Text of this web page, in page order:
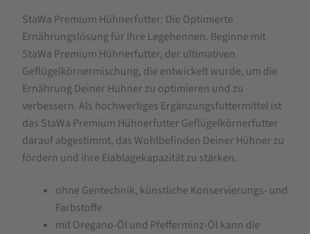
Premium
Hühnerfutter,
Geflügelkörnerfutter,
ohne
Gentechnik,
mit
Oregano-
und
Pfefferminz-
StaWa Premium Hühnerfutter: Die Optimierte
Ernährungslösung für Ihre Legehennen. Beginne mit
StaWa Premium Hühnerfutter, der ultimativen
Geflügelkörnermischung, die entwickelt wurde, um die
Ernährung Deiner Hühner zu optimieren und zu
verbessern. Als hochwertiges Ergänzungsfuttermittel ist
das StaWa Premium Hühnerfutter Geflügelkörnerfutter
darauf abgestimmt, das Wohlbefinden Deiner Hühner zu
fördern und ihre Eiablagekapazität zu stärken.
ohne Gentechnik, künstliche Konservierungs- und
Farbstoffe
mit Oregano-Öl und Pfefferminz-Öl kann die